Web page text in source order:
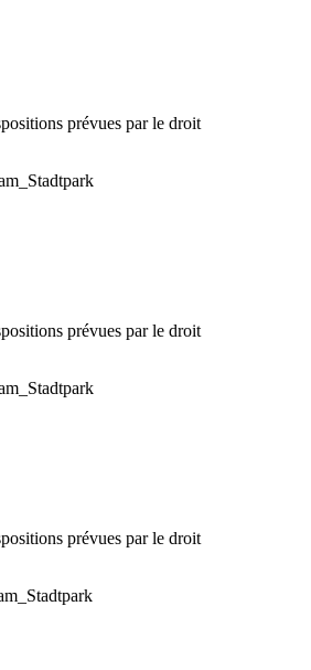
prévues par le droit
prévues par le droit
prévues par le droit